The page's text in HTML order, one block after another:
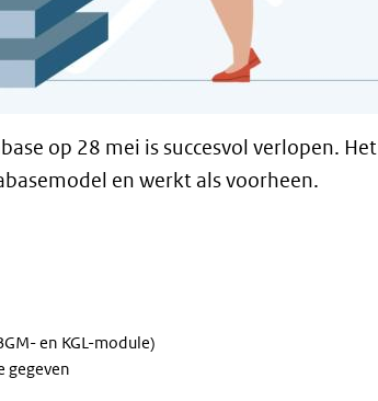
op 28 mei is succesvol verlopen. Het
en werkt als voorheen.
en KGL-module)
gegeven